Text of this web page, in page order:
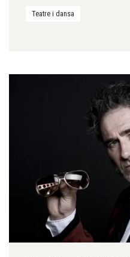
Teatre i dansa